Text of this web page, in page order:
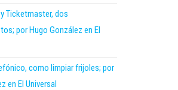
Ticketmaster, dos
por Hugo González en El
como limpiar frijoles; por
en El Universal